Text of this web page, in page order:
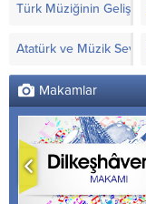
Türk Müziğinin Gelişimi
Atatürk ve Müzik
Makamlar